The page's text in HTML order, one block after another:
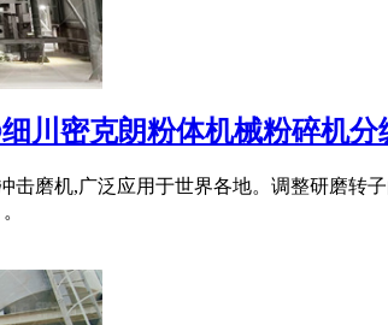
川密克朗粉体机械粉碎机分
击磨机,广泛应用于世界各地。调整研磨转